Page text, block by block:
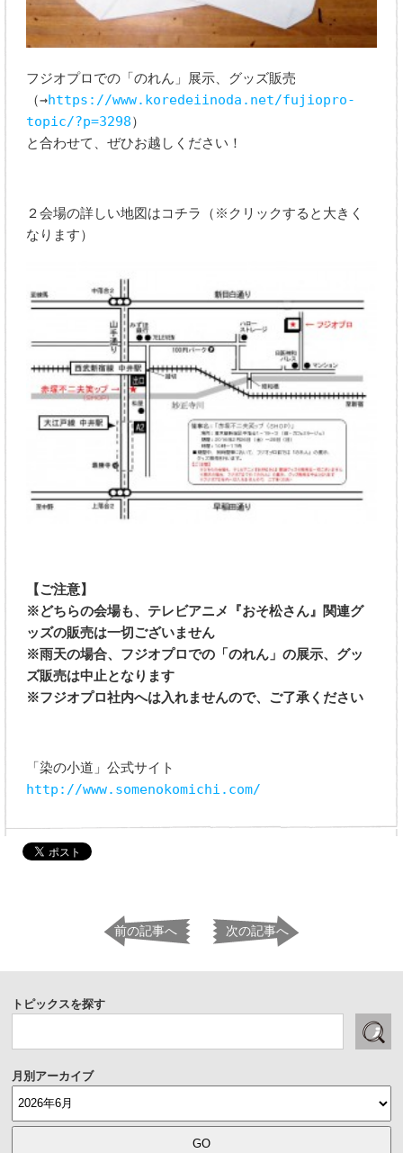
フジオプロでの「のれん」展示、グッズ販売
（→https://www.koredeiinoda.net/fujiopro-
topic/?p=3298）
と合わせて、ぜひお越しください！
２会場の詳しい地図はコチラ（※クリックすると大きく
なります）
【ご注意】
※どちらの会場も、テレビアニメ『おそ松さん』関連グ
ッズの販売は一切ございません
※雨天の場合、フジオプロでの「のれん」の展示、グッ
ズ販売は中止となります
※フジオプロ社内へは入れませんので、ご了承ください
「染の小道」公式サイト
http://www.somenokomichi.com/
前の記事へ 次の記事へ
トピックスを探す
月別アーカイブ